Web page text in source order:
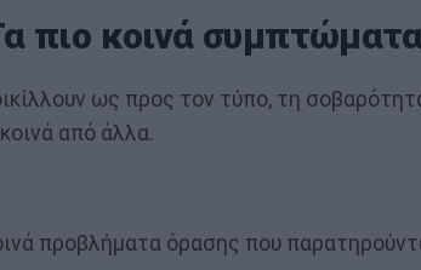
πιο κοινά
ως προς τον τύπο, τη
από άλλα.
προβλήματα όρασης που